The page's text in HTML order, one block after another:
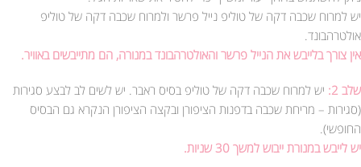
יש למרוח שכבה דקה של טוליפ נייל פרשר ולמרוח שכבה דקה של טוליפ
אולטרהבונד.
אין צורך בלייבש את הנייל פרשר והאולטרהבונד במנורה, הם מתייבשים באוויר.
שלב 2:
יש למרוח שכבה דקה של טוליפ בסיס ראבר. יש לשים לב לבצע סגירות
(סגירות – מריחת שכבה בדפנות הציפורן ובקצה הציפורן הנקרא גם הבסיס
החופשי).
יש לייבש במנורת ייבוש למשך 30 שניות.